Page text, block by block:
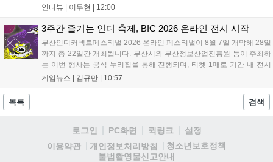
장이던 이민정이 이사를 맡았다. 출범 한 달여 만에 위메이드맥스의 전
들어왔다. 서비스 중인...
인터뷰 | 이두현 12:00
3주간 즐기는 인디 축제, BIC 2026 온라인 전시 시작
부산인디커넥트페스티벌 2026 온라인 페스티벌이 8월 7일 개막해 28일
까지 총 22일간 개최됩니다. 부산시와 부산정보산업진흥원 등이 주최하
는 이번 행사는 공식 누리집을 통해 진행되며, 티켓 1매로 기간 내 전시
작을 제한 없이 체험할 수 있습니다. 일반 및 루키 부문 등 다양한 인디게
세계 누구나 참여 가능한 이번 행사는 역대 최대 규모로 열려 인디게임
게임뉴스 | 김규만 10:57
목록 검색
로그인 PC화면 퀵링크
설정
이용약관
개인정보처리방침
청소년보호정책
불법촬영물신고안내